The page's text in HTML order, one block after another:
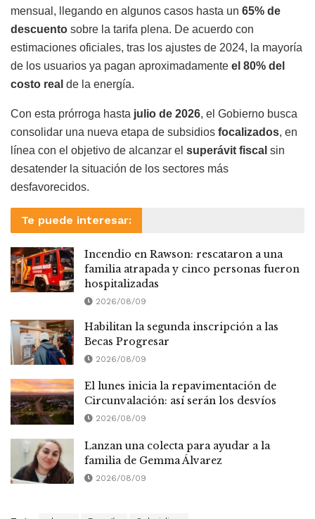
mensual, llegando en algunos casos hasta un 65% de
descuento sobre la tarifa plena. De acuerdo con
estimaciones oficiales, tras los ajustes de 2024, la mayoría
de los usuarios ya pagan aproximadamente el 80% del
costo real de la energía.
Con esta prórroga hasta julio de 2026, el Gobierno busca
consolidar una nueva etapa de subsidios focalizados, en
línea con el objetivo de alcanzar el superávit fiscal sin
desatender la situación de los sectores más
desfavorecidos.
Te puede interesar:
Incendio en Rawson: rescataron a una
familia atrapada y cinco personas fueron
hospitalizadas
2026/08/09
Habilitan la segunda inscripción a las
Becas Progresar
2026/08/09
El lunes inicia la repavimentación de
Circunvalación: así serán los desvíos
2026/08/09
Lanzan una colecta para ayudar a la
familia de Gemma Álvarez
2026/08/09